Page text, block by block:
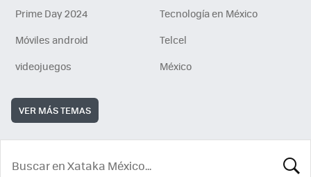
Prime Day 2024
Tecnología en México
Móviles android
Telcel
videojuegos
México
VER MÁS TEMAS